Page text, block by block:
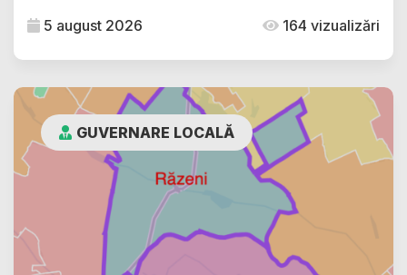
5 august 2026 164 vizualizări
GUVERNARE LOCALĂ